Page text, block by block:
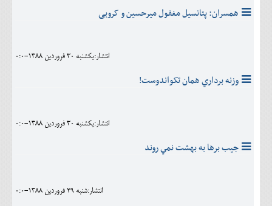
همسران: پتانسیل مغفول میرحسین و کروبی
انتشار:يکشنبه 30 فروردين 1388-0:0
وزنه برداري همان تکواندوست!
انتشار:يکشنبه 30 فروردين 1388-0:0
جيب برها به بهشت نمي روند
انتشار:شنبه 29 فروردين 1388-0:0